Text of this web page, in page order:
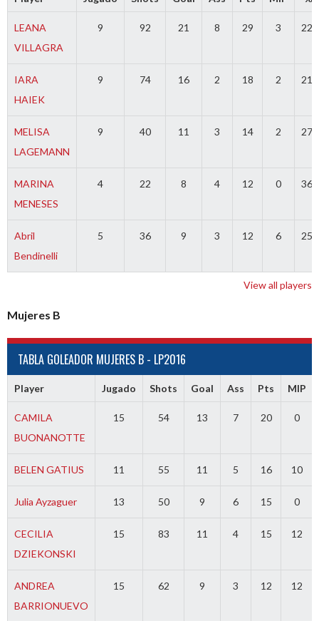
LEANA
VILLAGRA
9 92 21 8 29 3
IARA
HAIEK
9 74 16 2 18 2
MELISA
LAGEMANN
9 40 11 3 14 2
MARINA
MENESES
4 22 8 4 12 0
Abril
Bendinelli
5 36 9 3 12 6
View all players
Mujeres B
TABLA GOLEADOR MUJERES B - LP2016
Player Jugado Shots Goal Ass Pts MIP
CAMILA
BUONANOTTE
15 54 13 7 20 0
BELEN GATIUS 11 55 11 5 16 10
Julia Ayzaguer 13 50 9 6 15 0
CECILIA
DZIEKONSKI
15 83 11 4 15 12
ANDREA
BARRIONUEVO
15 62 9 3 12 12